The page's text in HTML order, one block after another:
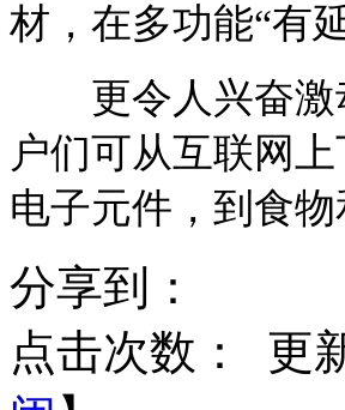
材，在多功能“有
更令人兴奋激
户们可从互联网
电子元件，到食
分享到：
点击次数：
更